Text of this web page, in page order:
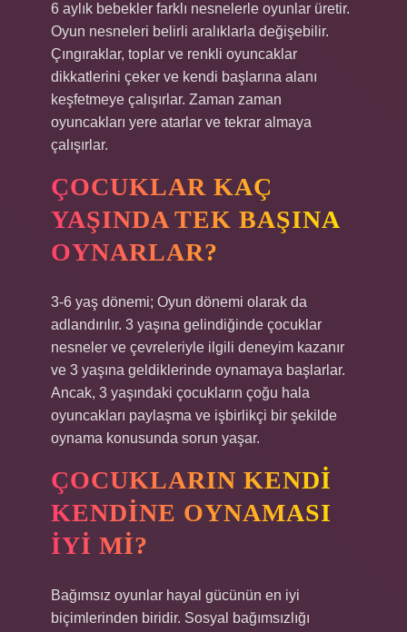
6 aylık bebekler farklı nesnelerle oyunlar üretir.
Oyun nesneleri belirli aralıklarla değişebilir.
Çıngıraklar, toplar ve renkli oyuncaklar
dikkatlerini çeker ve kendi başlarına alanı
keşfetmeye çalışırlar. Zaman zaman
oyuncakları yere atarlar ve tekrar almaya
çalışırlar.
ÇOCUKLAR KAÇ
YAŞINDA TEK BAŞINA
OYNARLAR?
3-6 yaş dönemi; Oyun dönemi olarak da
adlandırılır. 3 yaşına gelindiğinde çocuklar
nesneler ve çevreleriyle ilgili deneyim kazanır
ve 3 yaşına geldiklerinde oynamaya başlarlar.
Ancak, 3 yaşındaki çocukların çoğu hala
oyuncakları paylaşma ve işbirlikçi bir şekilde
oynama konusunda sorun yaşar.
ÇOCUKLARIN KENDI
KENDINE OYNAMASI
IYI MI?
Bağımsız oyunlar hayal gücünün en iyi
biçimlerinden biridir. Sosyal bağımsızlığı